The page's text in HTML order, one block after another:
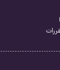
کردن پوست
طبیعی